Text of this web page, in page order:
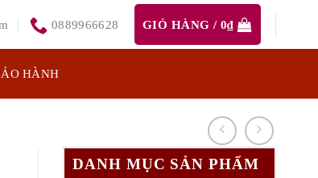
0889966628 GIỎ HÀNG / 0₫
HÀNH
DANH MỤC SẢN PHẨM